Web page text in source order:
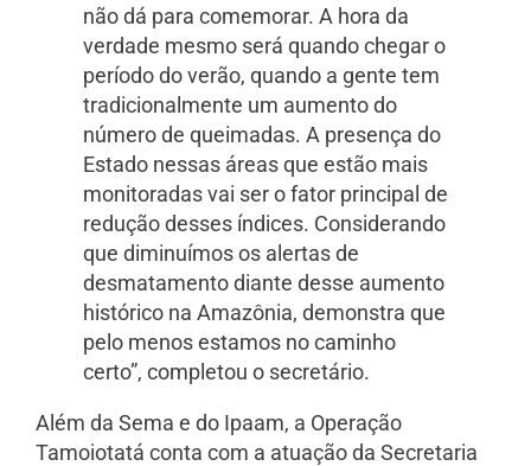
não dá para comemorar. A hora da
verdade mesmo será quando chegar o
período do verão, quando a gente tem
tradicionalmente um aumento do
número de queimadas. A presença do
Estado nessas áreas que estão mais
monitoradas vai ser o fator principal de
redução desses índices. Considerando
que diminuímos os alertas de
desmatamento diante desse aumento
histórico na Amazônia, demonstra que
pelo menos estamos no caminho
certo”, completou o secretário.
Além da Sema e do Ipaam, a Operação
Tamoiotatá conta com a atuação da Secretaria